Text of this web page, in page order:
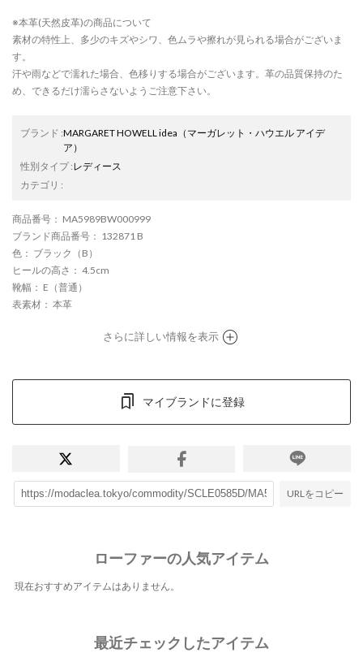
※本革(天然皮革)の商品について
素材の特性上、多少のキズやシワ、色ムラや擦れが見られる場合がございま
す。
汗や雨などで濡れた場合、色移りする場合がございます。革の品質保持のた
め、できるだけ濡らさないようご注意下さい。
ブランド :MARGARET HOWELL idea （マーガレット・ハウエル アイデ
ア）
性別タイプ:レディース
カテゴリ :
商品番号 ： MA5989BW000999
ブランド商品番号 ： 132871 B
色 ： ブラック（B）
ヒールの高さ ： 4.5cm
靴幅 ： E（普通）
表素材 ： 本革
さらに詳しい情報を表示
マイブランドに登録
URLをコピー
ローファーの人気アイテム
現在おすすめアイテムはありません。
最近チェックしたアイテム